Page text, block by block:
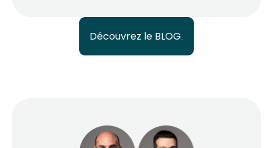
Découvrez le BLOG